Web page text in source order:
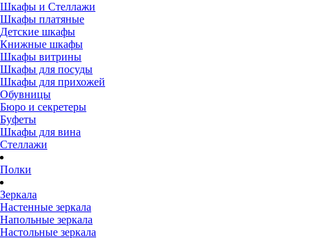
Шкафы и Стеллажи
Шкафы платяные
Детские шкафы
Книжные шкафы
Шкафы витрины
Шкафы для посуды
Шкафы для прихожей
Обувницы
Бюро и секретеры
Буфеты
Шкафы для вина
Стеллажи
Полки
Зеркала
Настенные зеркала
Напольные зеркала
Настольные зеркала